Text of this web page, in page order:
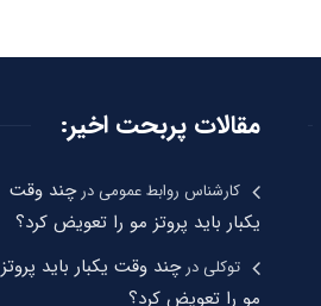
مقالات پربحت اخیر:
کارشناس روابط عمومیدرچند وقت
یکبار باید پروتز مو را تعویض کرد؟
توکلیدرچند وقت یکبار باید پروتز
مو را تعویض کرد؟